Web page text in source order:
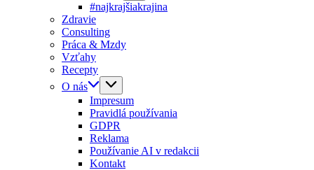
#najkrajšiakrajina
Zdravie
Consulting
Práca & Mzdy
Vzťahy
Recepty
O nás
Impresum
Pravidlá používania
GDPR
Reklama
Používanie AI v redakcii
Kontakt